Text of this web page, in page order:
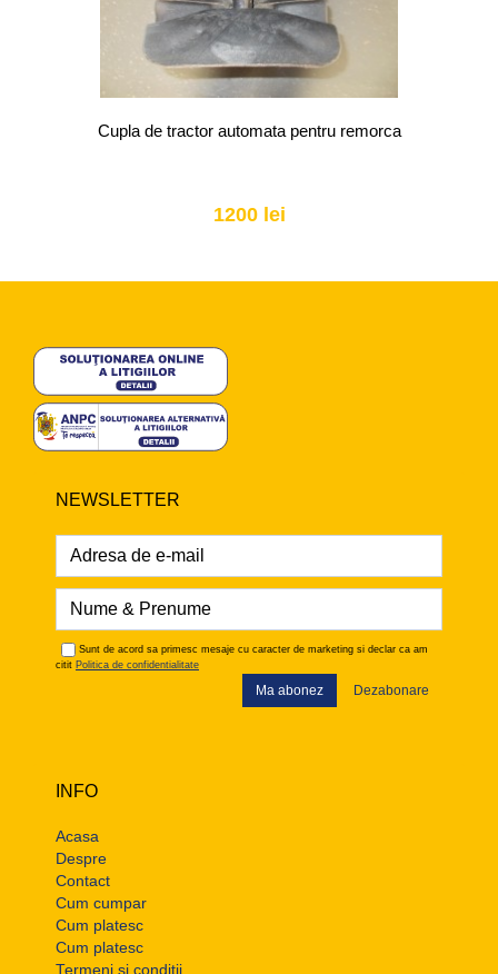
Cupla de tractor automata pentru remorca
1200 lei
NEWSLETTER
Sunt de acord sa primesc mesaje cu caracter de marketing si declar ca am
citit Politica de confidentialitate
Ma abonez Dezabonare
INFO
Acasa
Despre
Contact
Cum cumpar
Cum platesc
Cum platesc
Termeni si conditii